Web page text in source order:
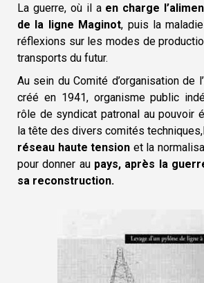
La guerre, où il a en charge
de la ligne Maginot, puis la
réflexions sur les modes de
transports du futur.
Au sein du Comité d’organisation de
créé en 1941, organisme public
rôle de syndicat patronal au pouvoir
la tête des divers comités
réseau haute tension et la
pour donner au pays, après la
sa reconstruction.